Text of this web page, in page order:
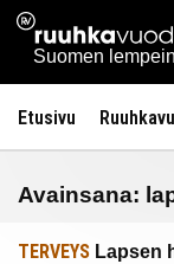
Siirry
sisältöön
Ruuhkavuodet.fi
Suomen
Etusivu
Avainsana:
TERVEYS Lapsen